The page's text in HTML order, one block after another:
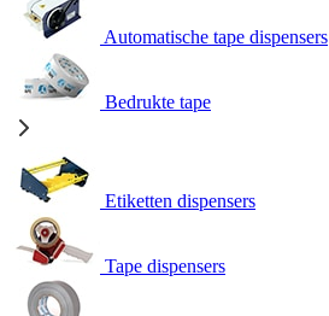
Automatische tape dispensers
Bedrukte tape
Etiketten dispensers
Tape dispensers